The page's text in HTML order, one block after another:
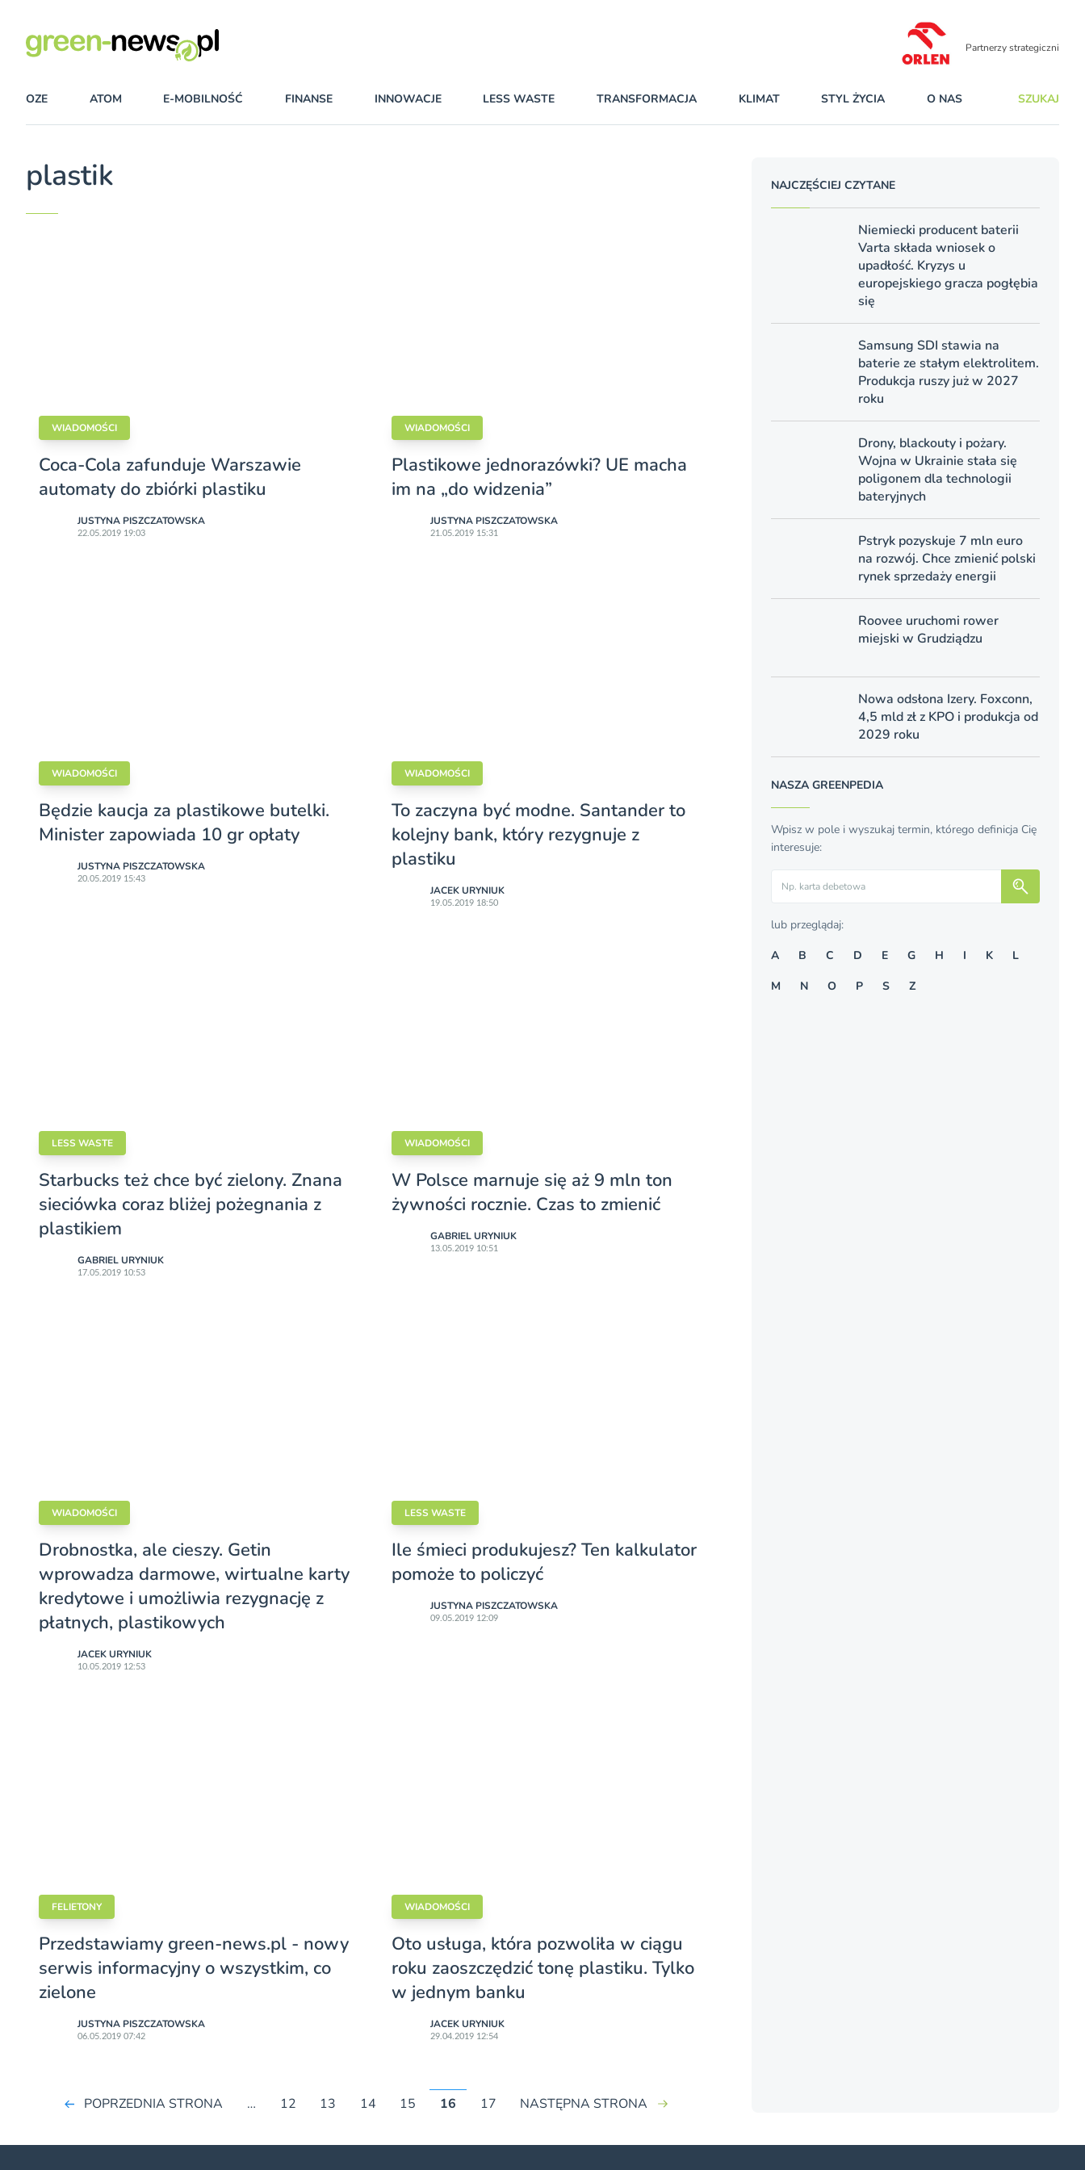
Partnerzy strategiczni
OZE ATOM E-MOBILNOŚĆ FINANSE INNOWACJE LESS WASTE TRANSFORMACJA KLIMAT STYL ŻYCIA O NAS SZUKAJ
plastik
WIADOMOŚCI
Coca-Cola zafunduje Warszawie
automaty do zbiórki plastiku
JUSTYNA PISZCZATOWSKA
22.05.2019 19:03
WIADOMOŚCI
Plastikowe jednorazówki? UE macha
im na „do widzenia”
JUSTYNA PISZCZATOWSKA
21.05.2019 15:31
WIADOMOŚCI
Będzie kaucja za plastikowe butelki.
Minister zapowiada 10 gr opłaty
JUSTYNA PISZCZATOWSKA
20.05.2019 15:43
WIADOMOŚCI
To zaczyna być modne. Santander to
kolejny bank, który rezygnuje z
plastiku
JACEK URYNIUK
19.05.2019 18:50
LESS WASTE
Starbucks też chce być zielony. Znana
sieciówka coraz bliżej pożegnania z
plastikiem
GABRIEL URYNIUK
17.05.2019 10:53
WIADOMOŚCI
W Polsce marnuje się aż 9 mln ton
żywności rocznie. Czas to zmienić
GABRIEL URYNIUK
13.05.2019 10:51
WIADOMOŚCI
Drobnostka, ale cieszy. Getin
wprowadza darmowe, wirtualne karty
kredytowe i umożliwia rezygnację z
płatnych, plastikowych
JACEK URYNIUK
10.05.2019 12:53
LESS WASTE
Ile śmieci produkujesz? Ten kalkulator
pomoże to policzyć
JUSTYNA PISZCZATOWSKA
09.05.2019 12:09
FELIETONY
Przedstawiamy green-news.pl - nowy
serwis informacyjny o wszystkim, co
zielone
JUSTYNA PISZCZATOWSKA
06.05.2019 07:42
WIADOMOŚCI
Oto usługa, która pozwoliła w ciągu
roku zaoszczędzić tonę plastiku. Tylko
w jednym banku
JACEK URYNIUK
29.04.2019 12:54
POPRZEDNIA STRONA … 12 13 14 15 16 17 NASTĘPNA STRONA
NAJCZĘŚCIEJ CZYTANE
Niemiecki producent baterii
Varta składa wniosek o
upadłość. Kryzys u
europejskiego gracza pogłębia
się
Samsung SDI stawia na
baterie ze stałym elektrolitem.
Produkcja ruszy już w 2027
roku
Drony, blackouty i pożary.
Wojna w Ukrainie stała się
poligonem dla technologii
bateryjnych
Pstryk pozyskuje 7 mln euro
na rozwój. Chce zmienić polski
rynek sprzedaży energii
Roovee uruchomi rower
miejski w Grudziądzu
Nowa odsłona Izery. Foxconn,
4,5 mld zł z KPO i produkcja od
2029 roku
NASZA GREENPEDIA
Wpisz w pole i wyszukaj termin, którego definicja Cię
interesuje:
lub przeglądaj:
A
B C D E G H I K
L
M
N O P S Z